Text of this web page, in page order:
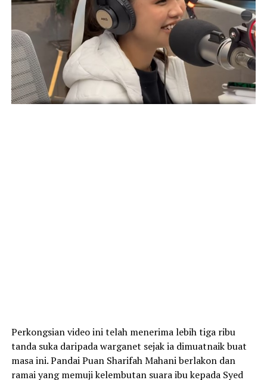
Perkongsian video ini telah menerima lebih tiga ribu
tanda suka daripada warganet sejak ia dimuatnaik buat
masa ini. Pandai Puan Sharifah Mahani berlakon dan
ramai yang memuji kelembutan suara ibu kepada Syed